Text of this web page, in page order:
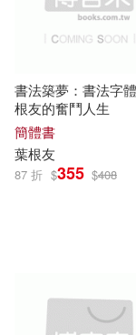
譚自安(2)
迎夏生(2)
陳秉超(2)
吉林出版集
和平國際(2)
國立陽明
方言文化(2)
書法築夢：書法字
根友的奮鬥人生
簡體書
葉根友
87 折 $355 $408